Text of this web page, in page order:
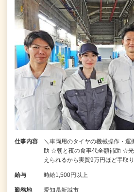
仕事内容
＼車両用のタイヤの機械操作・
助 ☆朝と夜の食事代全額補助 ☆
えられるから実質9万円ほど手取
給与 時給1,500円以上
勤務地 愛知県新城市